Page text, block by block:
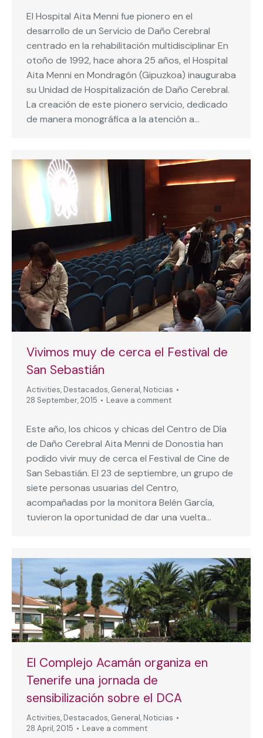
El Hospital Aita Menni fue pionero en el
desarrollo de un Servicio de Daño Cerebral
centrado en la rehabilitación multidisciplinar En
otoño de 1992, hace ahora 25 años, el Hospital
Aita Menni en Mondragón (Gipuzkoa) inauguraba
su Unidad de Hospitalización de Daño Cerebral.
La creación de este pionero servicio, dedicado
de manera monográfica a la atención a…
Vivimos muy de cerca el Festival de
San Sebastián
Activities, Destacados, General, Noticias
28 September, 2015
Leave a comment
Este año, los chicos y chicas del Centro de Día
de Daño Cerebral Aita Menni de Donostia han
podido vivir muy de cerca el Festival de Cine de
San Sebastián. El 23 de septiembre, un grupo de
siete personas usuarias del Centro,
acompañadas por la monitora Belén García,
tuvieron la oportunidad de dar una vuelta…
El Complejo Acamán organiza en
Tenerife una jornada de
sensibilización sobre el DCA
Activities, Destacados, General, Noticias
28 April, 2015
Leave a comment